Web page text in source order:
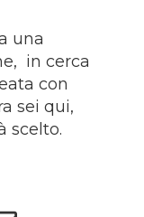
una
in cerca
con
sei qui,
scelto.